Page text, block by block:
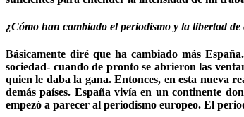
¿Cómo han cambiado el periodismo y la libertad de
Básicamente diré que ha cambiado más
sociedad- cuando de pronto se abrieron las
quien le daba la gana. Entonces, en esta nueva
demás países. España vivía en un continente
empezó a parecer al periodismo europeo. El